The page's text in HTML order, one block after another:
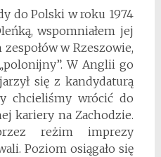
do Polski w roku 1974
wspomniałem jej
w Rzeszowie,
W Anglii go
się z kandydaturą
chcieliśmy wrócić do
kariery na Zachodzie.
reżim imprezy
Poziom osiągało się